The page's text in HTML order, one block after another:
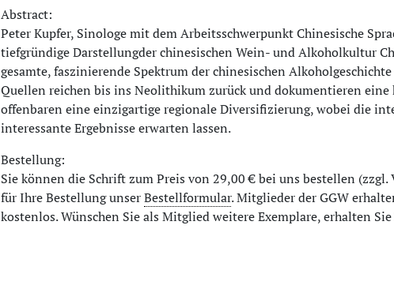
Abstract:
Peter Kupfer, Sinologe mit dem Arbeitsschwerpunkt Chinesische
tiefgründige Darstellungder chinesischen Wein- und Alkoholkultur
gesamte, faszinierende Spektrum der chinesischen
Quellen reichen bis ins Neolithikum zurück und dokumentieren
offenbaren eine einzigartige regionale Diversifizierung, wobei die
interessante Ergebnisse erwarten lassen.
Bestellung:
Sie können die Schrift zum Preis von 29,00 € bei uns bestellen
für Ihre Bestellung unserBestellformular. Mitglieder der GGW
kostenlos. Wünschen Sie als Mitglied weitere Exemplare, erhalten